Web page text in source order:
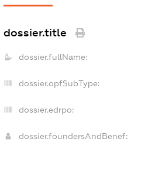
dossier.title
dossier.fullName:
dossier.opfSubType:
dossier.edrpo:
dossier.foundersAndBenef: